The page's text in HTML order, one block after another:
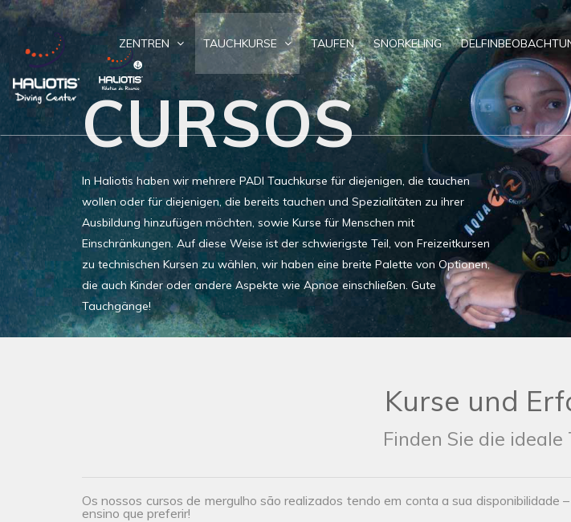
ZENTREN TAUCHKURSE TAUFEN SNORKELING
CURSOS
In Haliotis haben wir mehrere PADI Tauchkurse für diejenigen, die tauchen
wollen oder für diejenigen, die bereits tauchen und Spezialitäten zu ihrer
Ausbildung hinzufügen möchten, sowie Kurse für Menschen mit
Einschränkungen. Auf diese Weise ist der schwierigste Teil, von Freizeitkursen
zu technischen Kursen zu wählen, wir haben eine breite Palette von Optionen,
die auch Kinder oder andere Aspekte wie Apnoe einschließen. Gute
Tauchgänge!
Kurse und
Finden Sie die
Os nossos cursos de mergulho são realizados tendo em conta a sua disponibilidade
ensino que preferir!